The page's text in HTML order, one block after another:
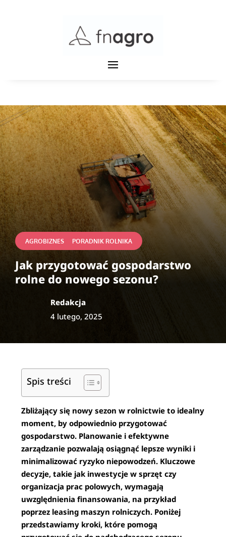
AGROBIZNES PORADNIK ROLNIKA
Jak przygotować gospodarstwo
rolne do nowego sezonu?
Redakcja
4 lutego, 2025
Spis treści
Zbliżający się nowy sezon w rolnictwie to idealny
moment, by odpowiednio przygotować
gospodarstwo. Planowanie i efektywne
zarządzanie pozwalają osiągnąć lepsze wyniki i
minimalizować ryzyko niepowodzeń. Kluczowe
decyzje, takie jak inwestycje w sprzęt czy
organizacja prac polowych, wymagają
uwzględnienia finansowania, na przykład
poprzez leasing maszyn rolniczych. Poniżej
przedstawiamy kroki, które pomogą